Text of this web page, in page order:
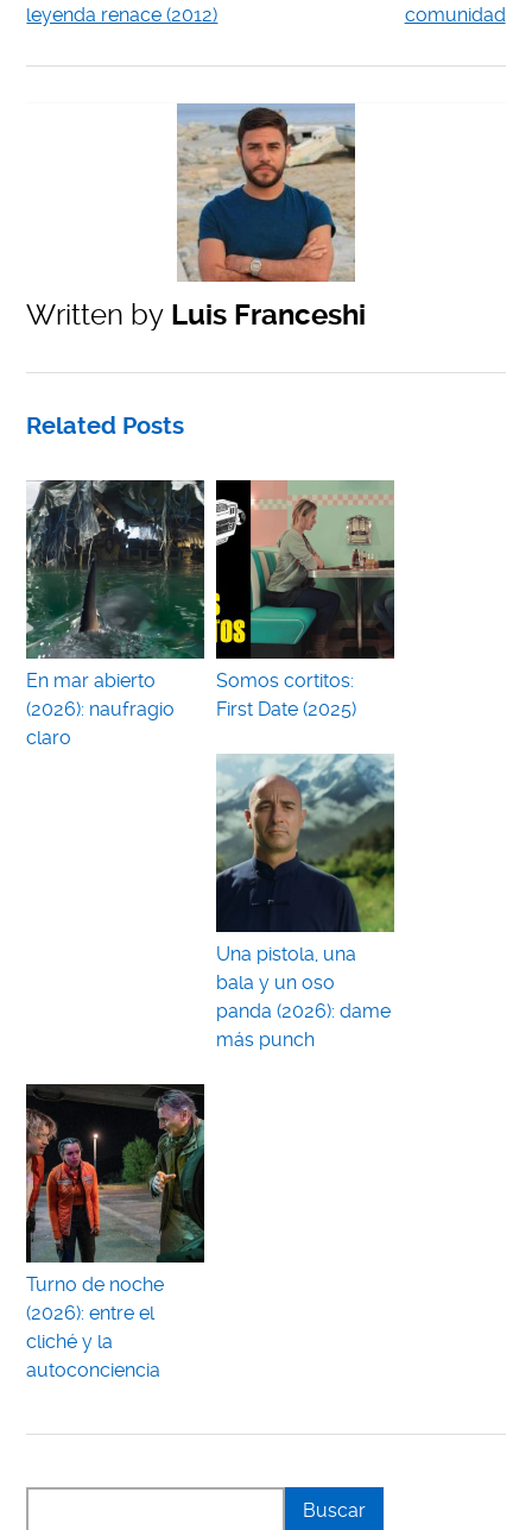
leyenda renace (2012)
comunidad
Written by Luis Franceshi
Related Posts
En mar abierto
(2026): naufragio
claro
Somos cortitos:
First Date (2025)
Una pistola, una
bala y un oso
panda (2026): dame
más punch
Turno de noche
(2026): entre el
cliché y la
autoconciencia